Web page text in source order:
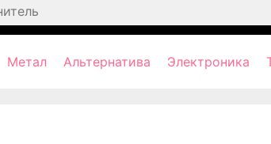
Метал Альтернатива Электроника